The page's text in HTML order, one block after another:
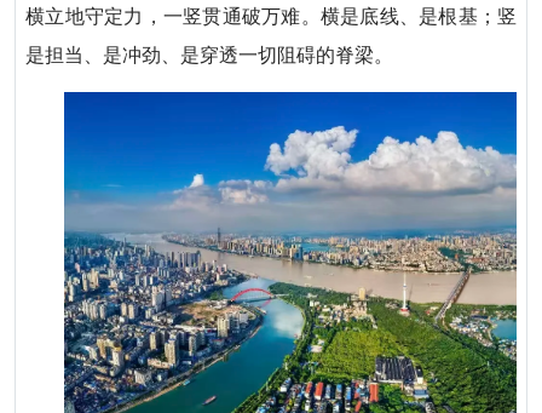
横立地守定力，一竖贯通破万难。横是底线、是根基；竖
是担当、是冲劲、是穿透一切阻碍的脊梁。